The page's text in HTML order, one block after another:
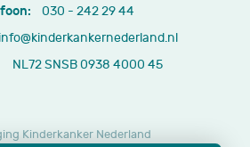
29
44
030 - 242 29 44
info@kinderkankernederland.nl
NL72 SNSB 0938 4000 45
Kinderkanker Nederland